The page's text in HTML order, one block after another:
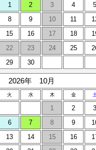
1 2 3 4
5
8 9 10 11
15 16 17 18
22 23 24 25
29 30
2026年 10月
火 水 木 金
1 2
3
6 7 8 9
13 14 15 16